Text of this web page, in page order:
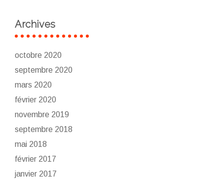
Archives
octobre 2020
septembre 2020
mars 2020
février 2020
novembre 2019
septembre 2018
mai 2018
février 2017
janvier 2017